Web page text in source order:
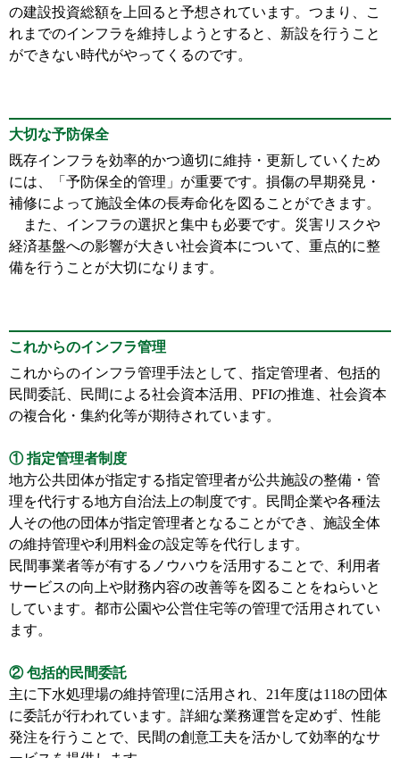
の建設投資総額を上回ると予想されています。つまり、こ
れまでのインフラを維持しようとすると、新設を行うこと
ができない時代がやってくるのです。
大切な予防保全
既存インフラを効率的かつ適切に維持・更新していくため
には、「予防保全的管理」が重要です。損傷の早期発見・
補修によって施設全体の長寿命化を図ることができます。
また、インフラの選択と集中も必要です。災害リスクや
経済基盤への影響が大きい社会資本について、重点的に整
備を行うことが大切になります。
これからのインフラ管理
これからのインフラ管理手法として、指定管理者、包括的
民間委託、民間による社会資本活用、PFIの推進、社会資本
の複合化・集約化等が期待されています。
① 指定管理者制度
地方公共団体が指定する指定管理者が公共施設の整備・管
理を代行する地方自治法上の制度です。民間企業や各種法
人その他の団体が指定管理者となることができ、施設全体
の維持管理や利用料金の設定等を代行します。
民間事業者等が有するノウハウを活用することで、利用者
サービスの向上や財務内容の改善等を図ることをねらいと
しています。都市公園や公営住宅等の管理で活用されてい
ます。
② 包括的民間委託
主に下水処理場の維持管理に活用され、21年度は118の団体
に委託が行われています。詳細な業務運営を定めず、性能
発注を行うことで、民間の創意工夫を活かして効率的なサ